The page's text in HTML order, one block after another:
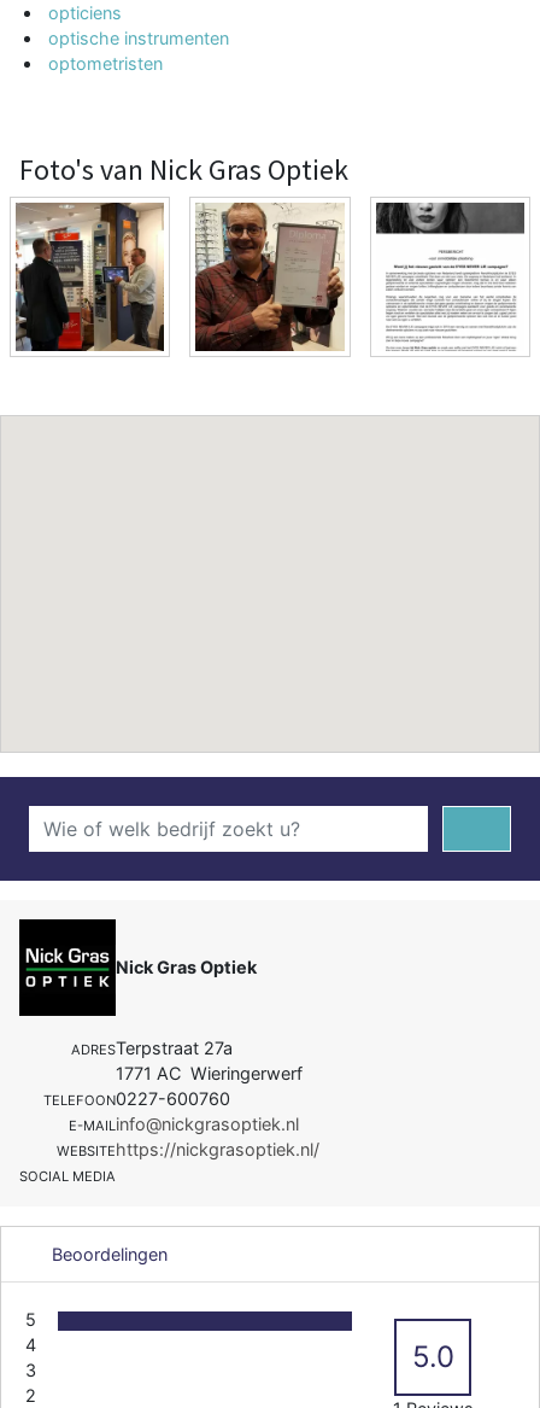
opticiens
optische instrumenten
optometristen
Foto's van Nick Gras Optiek
Nick Gras Optiek
ADRESTerpstraat 27a
1771 AC Wieringerwerf
TELEFOON0227-600760
E-MAILinfo@nickgrasoptiek.nl
WEBSITEhttps://nickgrasoptiek.nl/
SOCIAL MEDIA
Beoordelingen
5
4
3
2
5.0